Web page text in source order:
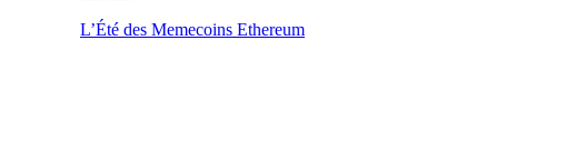
L’Été des Memecoins Ethereum